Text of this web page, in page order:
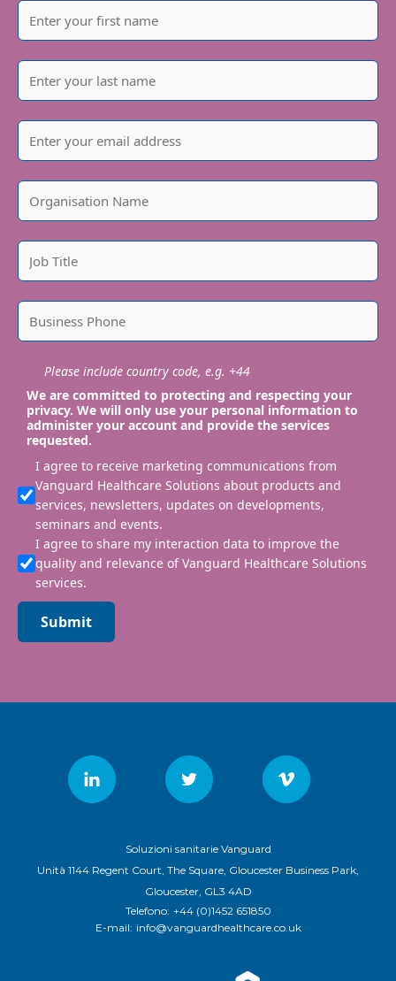
Please include country code, e.g. +44
We are committed to protecting and respecting your
privacy. We will only use your personal information to
administer your account and provide the services
requested.
I agree to receive marketing communications from
Vanguard Healthcare Solutions about products and
services, newsletters, updates on developments,
seminars and events.
I agree to share my interaction data to improve the
quality and relevance of Vanguard Healthcare Solutions
services.
Submit
Soluzioni sanitarie Vanguard
Unità 1144 Regent Court, The Square, Gloucester Business Park,
Gloucester, GL3 4AD
Telefono: +44 (0)1452 651850
E-mail: info@vanguardhealthcare.co.uk